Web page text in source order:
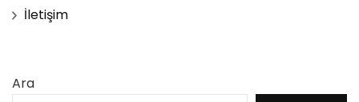
İletişim
Ara